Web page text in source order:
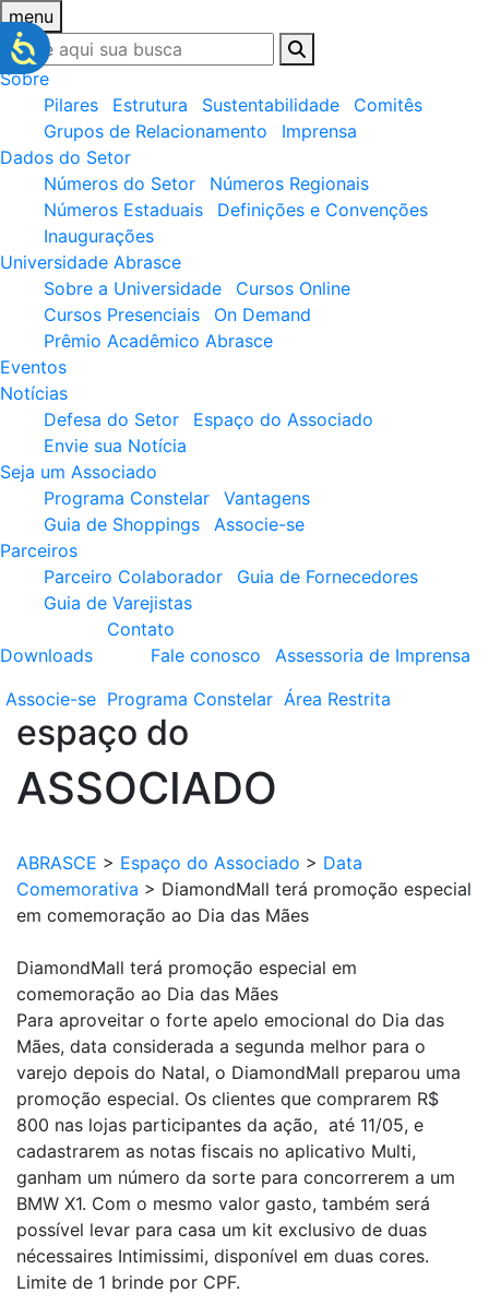
menu
Sobre
Pilares
Estrutura Sustentabilidade
Comitês
Grupos de Relacionamento
Imprensa
Dados do Setor
Números do Setor
Números Regionais
Números Estaduais
Definições e Convenções
Inaugurações
Universidade Abrasce
Sobre a Universidade
Cursos Online
Cursos Presenciais
On Demand
Prêmio Acadêmico Abrasce
Eventos
Notícias
Defesa do Setor
Espaço do Associado
Envie sua Notícia
Seja um Associado
Programa Constelar
Vantagens
Guia de Shoppings
Associe-se
Parceiros
Parceiro Colaborador
Guia de Fornecedores
Guia de Varejistas
Downloads
Contato
Fale conosco
Assessoria de Imprensa
Associe-se Programa Constelar Área Restrita
espaço do
ASSOCIADO
ABRASCE > Espaço do Associado > Data
Comemorativa > DiamondMall terá promoção especial
em comemoração ao Dia das Mães
DiamondMall terá promoção especial em
comemoração ao Dia das Mães
Para aproveitar o forte apelo emocional do Dia das
Mães, data considerada a segunda melhor para o
varejo depois do Natal, o DiamondMall preparou uma
promoção especial. Os clientes que comprarem R$
800 nas lojas participantes da ação, até 11/05, e
cadastrarem as notas fiscais no aplicativo Multi,
ganham um número da sorte para concorrerem a um
BMW X1. Com o mesmo valor gasto, também será
possível levar para casa um kit exclusivo de duas
nécessaires Intimissimi, disponível em duas cores.
Limite de 1 brinde por CPF.